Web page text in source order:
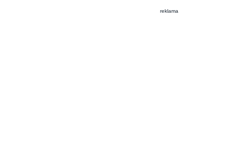
reklama